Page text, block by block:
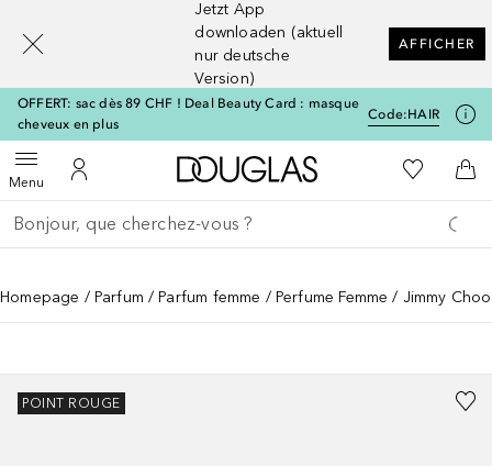
Jetzt App
downloaden (aktuell
nur deutsche
Version)
AFFICHER
OFFERT: sac dès 89 CHF ! Deal Beauty Card : masque
cheveux en plus
Code:HAIR
MenuOuvrir le menuVers Mon Compte
Vers l'accueil Douglas
Vers Ma
Retourner
Exécuter la recherche
Homepage Parfum Parfum femme Perfume Femme Jimmy
POINT ROUGE
[navigation.slideout.screenreader]